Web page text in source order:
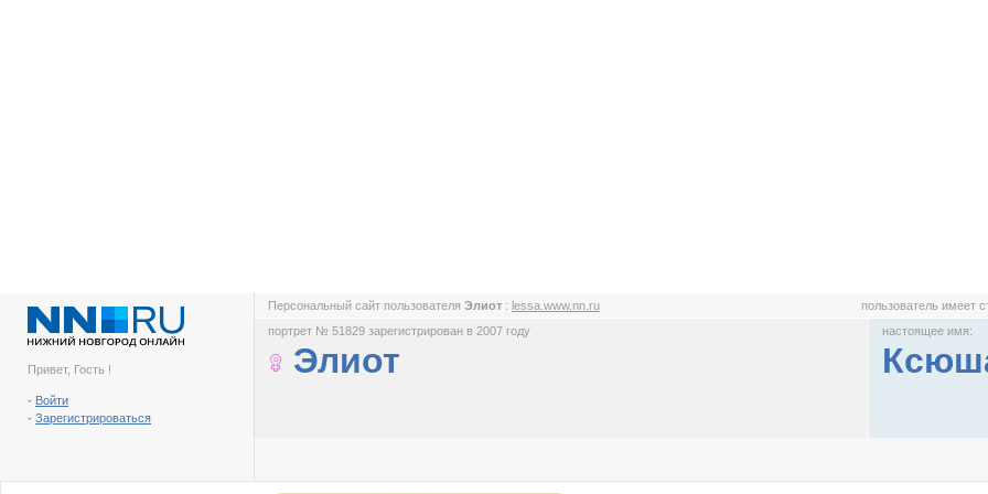
Привет, Гость !
- Войти
- Зарегистрироваться
Персональный сайт пользователя Элиот : lessa.www.nn.ru пользователь имеет
портрет № 51829 зарегистрирован в 2007 году
Элиот
настоящее имя: